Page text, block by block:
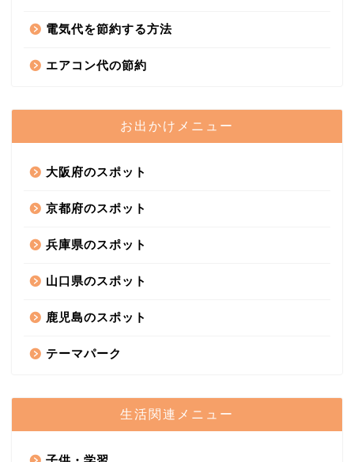
電気代を節約する方法
エアコン代の節約
お出かけメニュー
大阪府のスポット
京都府のスポット
兵庫県のスポット
山口県のスポット
鹿児島のスポット
テーマパーク
生活関連メニュー